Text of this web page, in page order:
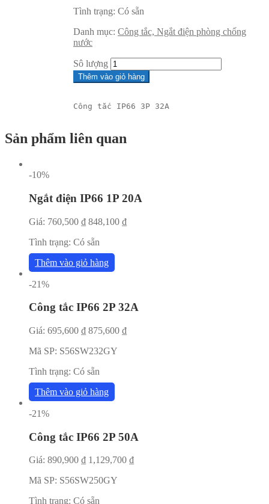
Tình trạng: Có sẵn
Danh mục: Công tắc, Ngắt điện phòng chống
nước
Sô lượng
Thêm vào giỏ hàng
Công tắc IP66 3P 32A
Sản phẩm liên quan
-10%
Ngắt điện IP66 1P 20A
Giá: 760,500 ₫ 848,100 ₫
Tình trạng: Có sẵn
Thêm vào giỏ hàng
-21%
Công tắc IP66 2P 32A
Giá: 695,600 ₫ 875,600 ₫
Mã SP: S56SW232GY
Tình trạng: Có sẵn
Thêm vào giỏ hàng
-21%
Công tắc IP66 2P 50A
Giá: 890,900 ₫ 1,129,700 ₫
Mã SP: S56SW250GY
Tình trạng: Có sẵn